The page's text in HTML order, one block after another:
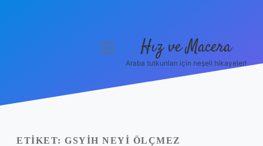
Yasal Uyarı
menüyü
Hız ve Macera
Araba tutkunları için neşeli hikayeler!
ETIKET: GSYİH NEYI ÖLÇMEZ